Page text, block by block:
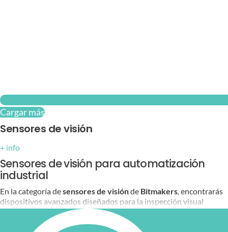
Cargar más
Sensores de visión
+ info
Sensores de visión para automatización
industrial
En la categoría desensores de visiónde Bitmakers , encontrarás
dispositivos avanzados diseñados para la inspección visual
automatizada en entornos industriales. Fabricados porKeyence,
estos sensores ofrecen funciones como autoenfoque, inteligencia